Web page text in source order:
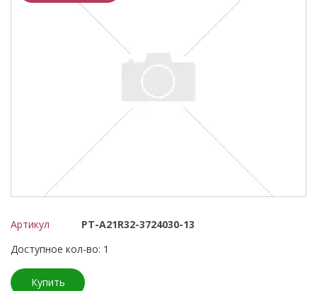
Артикул
РТ-A21R32-3724030-13
Доступное кол-во: 1
Купить